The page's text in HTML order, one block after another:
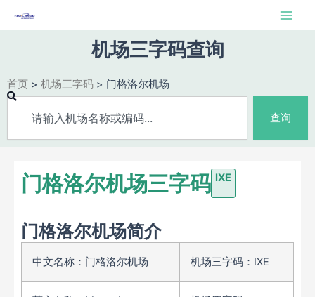
Main
机场三字码查询
首页 > 机场三字码 > 门格洛尔机场
Search
查询
门格洛尔机场三字码 IXE
门格洛尔机场简介
中文名称：门格洛尔机场 机场三字码：IXE